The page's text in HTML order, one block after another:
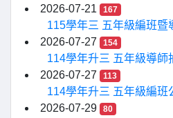
2026-07-21 167
115學年三 五年級編班暨
2026-07-27
154
114學年升三 五年級導師
2026-07-27
113
114學年升三 五年級編班
2026-07-29
80